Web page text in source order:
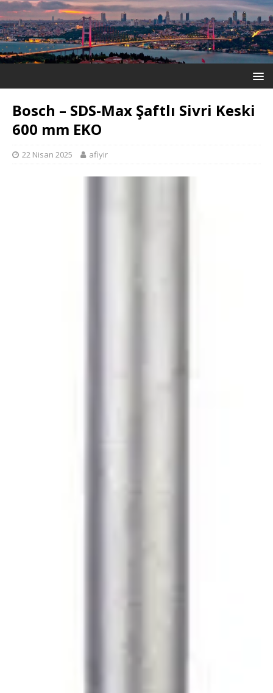
Bosch – SDS-Max Şaftlı Sivri Keski
600 mm EKO
22 Nisan 2025 afiyir